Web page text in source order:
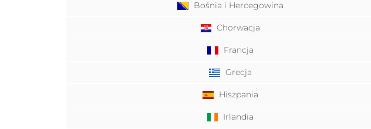
Bośnia i Hercegowina
Chorwacja
Francja
Grecja
Hiszpania
Irlandia